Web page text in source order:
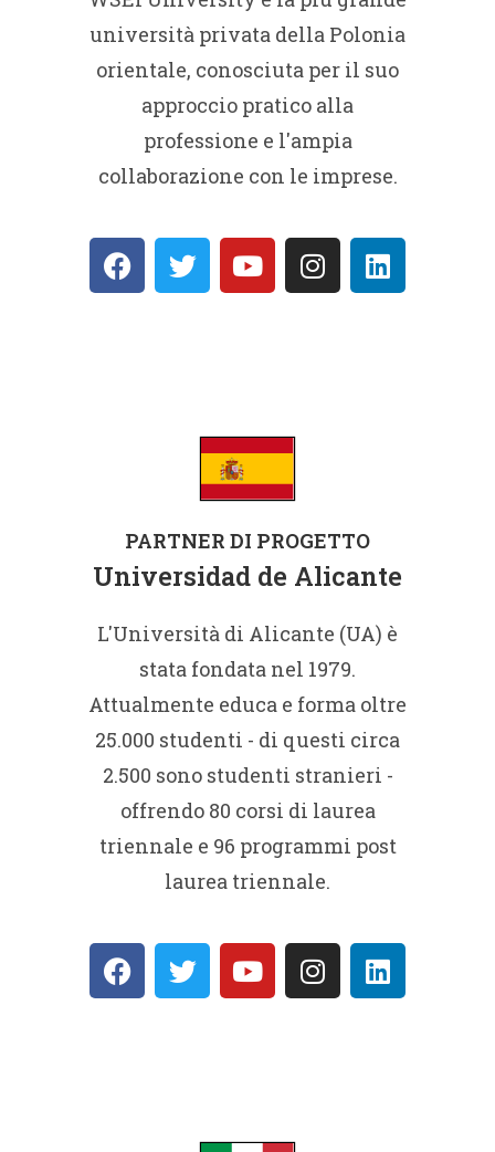
università privata della Polonia
orientale, conosciuta per il suo
approccio pratico alla
professione e l'ampia
collaborazione con le imprese.
PARTNER DI PROGETTO
Universidad de Alicante
L'Università di Alicante (UA) è
stata fondata nel 1979.
Attualmente educa e forma oltre
25.000 studenti - di questi circa
2.500 sono studenti stranieri -
offrendo 80 corsi di laurea
triennale e 96 programmi post
laurea triennale.